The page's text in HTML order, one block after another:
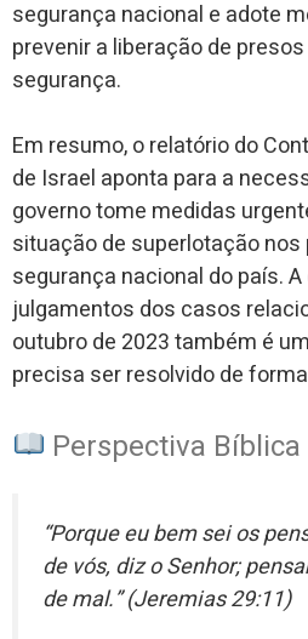
segurança nacional e adote
prevenir a liberação de
segurança.
Em resumo, o relatório do
de Israel aponta para a
governo tome medidas
situação de superlotação
segurança nacional do país.
julgamentos dos casos
outubro de 2023 também é
precisa ser resolvido de
Perspectiva Bíblica
“Porque eu bem sei os
de vós, diz o Senhor;
de mal.” (Jeremias 29:11)